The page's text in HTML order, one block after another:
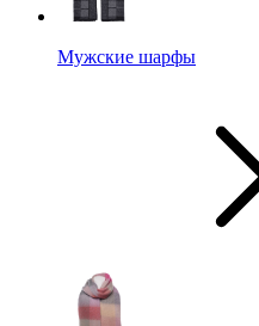
Мужские шарфы